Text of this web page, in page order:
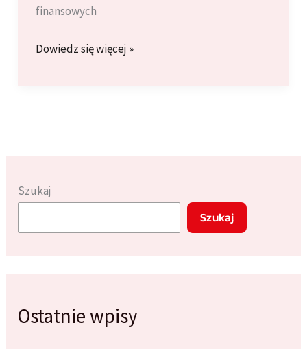
finansowych
Baterie
wybrać
przy
Dowiedz się więcej »
Szukaj
Szukaj
Ostatnie wpisy